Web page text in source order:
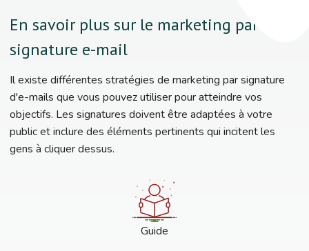
En savoir plus sur le marketing par
signature e-mail
Il existe différentes stratégies de marketing par signature
d'e-mails que vous pouvez utiliser pour atteindre vos
objectifs. Les signatures doivent être adaptées à votre
public et inclure des éléments pertinents qui incitent les
gens à cliquer dessus.
Guide